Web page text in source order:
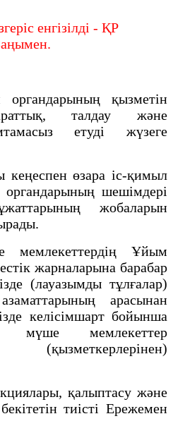
енгізілді - ҚР
қызметін
талдау және
етуді жүзеге
өзара іс-қимыл
шешімдері
жобаларын
Ұйым
жарналарына барабар
(лауазымды тұлғалар)
арасынан
келісімшарт бойынша
мүше мемлекеттер
қалыптасу және
тиісті Ережемен